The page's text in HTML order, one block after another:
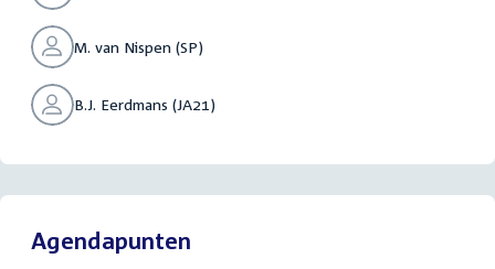
M. van Nispen (SP)
B.J. Eerdmans (JA21)
Agendapunten